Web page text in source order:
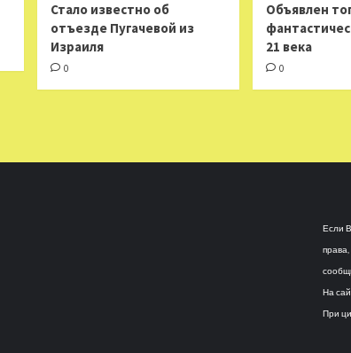
Стало известно об
отъезде Пугачевой из
Израиля
0
Объявлен
21 века
0
Если
На
При